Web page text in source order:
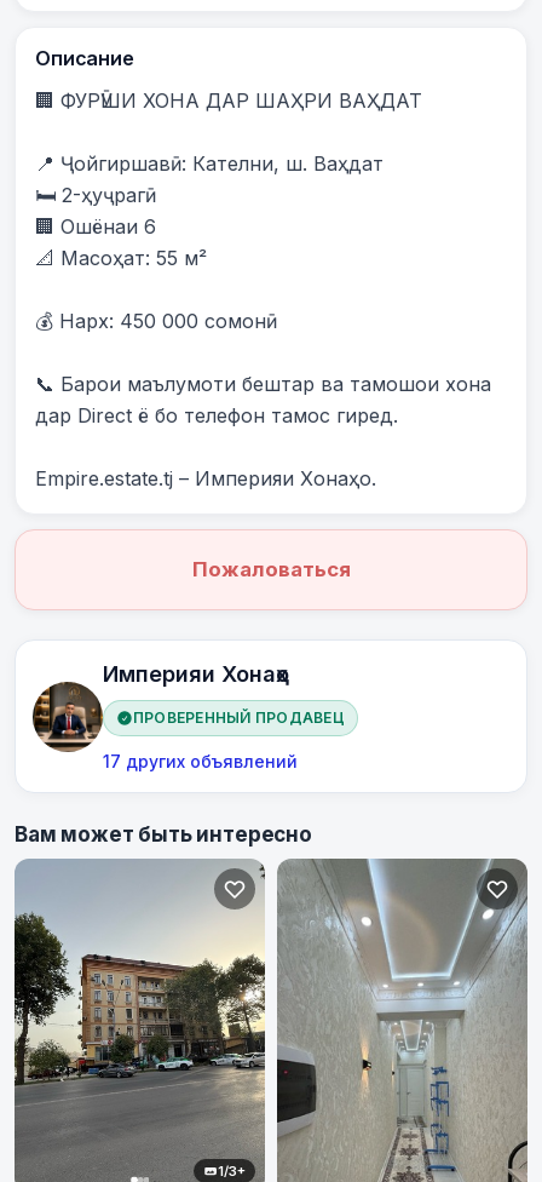
Описание
🏢 ФУРӮШИ ХОНА ДАР ШАҲРИ ВАҲДАТ
📍 Ҷойгиршавӣ: Кателни, ш. Ваҳдат
🛏️ 2-ҳуҷрагӣ
🏢 Ошёнаи 6
📐 Масоҳат: 55 м²
💰 Нарх: 450 000 сомонӣ
📞 Барои маълумоти бештар ва тамошои хона
дар Direct ё бо телефон тамос гиред.
Empire.estate.tj – Империяи Хонаҳо.
Пожаловаться
Империяи Хонаҳо
ПРОВЕРЕННЫЙ ПРОДАВЕЦ
17 других объявлений
Вам может быть интересно
1/3+